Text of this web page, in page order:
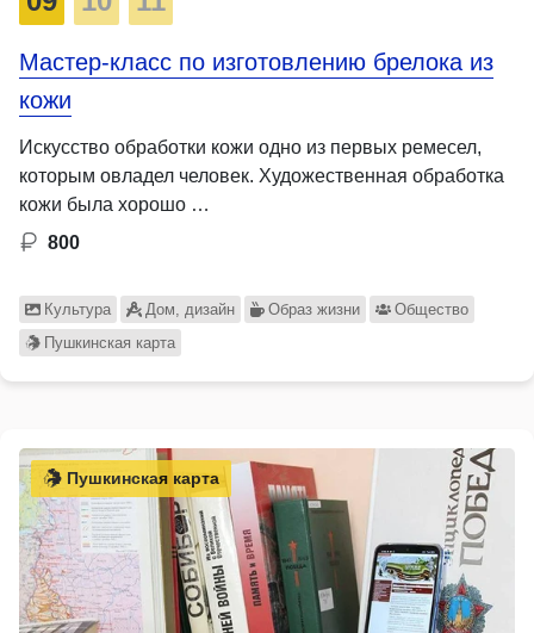
Мастер-класс по изготовлению брелока из
кожи
Искусство обработки кожи одно из первых ремесел,
которым овладел человек. Художественная обработка
кожи была хорошо …
800
Культура Дом, дизайн Образ жизни
Общество
Пушкинская карта
Пушкинская карта